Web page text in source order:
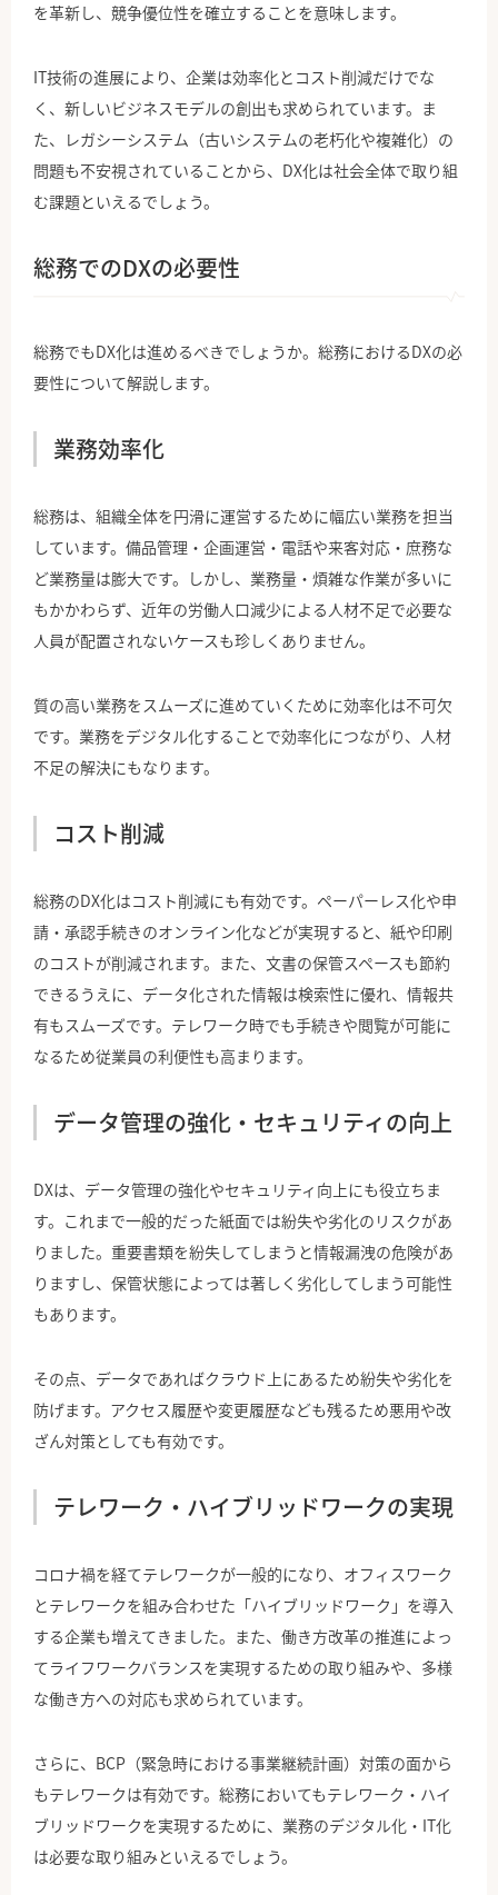
を革新し、競争優位性を確立することを意味します。
IT技術の進展により、企業は効率化とコスト削減だけでな
く、新しいビジネスモデルの創出も求められています。ま
た、レガシーシステム（古いシステムの老朽化や複雑化）の
問題も不安視されていることから、DX化は社会全体で取り組
む課題といえるでしょう。
総務でのDXの必要性
総務でもDX化は進めるべきでしょうか。総務におけるDXの必
要性について解説します。
業務効率化
総務は、組織全体を円滑に運営するために幅広い業務を担当
しています。備品管理・企画運営・電話や来客対応・庶務な
ど業務量は膨大です。しかし、業務量・煩雑な作業が多いに
もかかわらず、近年の労働人口減少による人材不足で必要な
人員が配置されないケースも珍しくありません。
質の高い業務をスムーズに進めていくために効率化は不可欠
です。業務をデジタル化することで効率化につながり、人材
不足の解決にもなります。
コスト削減
総務のDX化はコスト削減にも有効です。ペーパーレス化や申
請・承認手続きのオンライン化などが実現すると、紙や印刷
のコストが削減されます。また、文書の保管スペースも節約
できるうえに、データ化された情報は検索性に優れ、情報共
有もスムーズです。テレワーク時でも手続きや閲覧が可能に
なるため従業員の利便性も高まります。
データ管理の強化・セキュリティの向上
DXは、データ管理の強化やセキュリティ向上にも役立ちま
す。これまで一般的だった紙面では紛失や劣化のリスクがあ
りました。重要書類を紛失してしまうと情報漏洩の危険があ
りますし、保管状態によっては著しく劣化してしまう可能性
もあります。
その点、データであればクラウド上にあるため紛失や劣化を
防げます。アクセス履歴や変更履歴なども残るため悪用や改
ざん対策としても有効です。
テレワーク・ハイブリッドワークの実現
コロナ禍を経てテレワークが一般的になり、オフィスワーク
とテレワークを組み合わせた「ハイブリッドワーク」を導入
する企業も増えてきました。また、働き方改革の推進によっ
てライフワークバランスを実現するための取り組みや、多様
な働き方への対応も求められています。
さらに、BCP（緊急時における事業継続計画）対策の面から
もテレワークは有効です。総務においてもテレワーク・ハイ
ブリッドワークを実現するために、業務のデジタル化・IT化
は必要な取り組みといえるでしょう。